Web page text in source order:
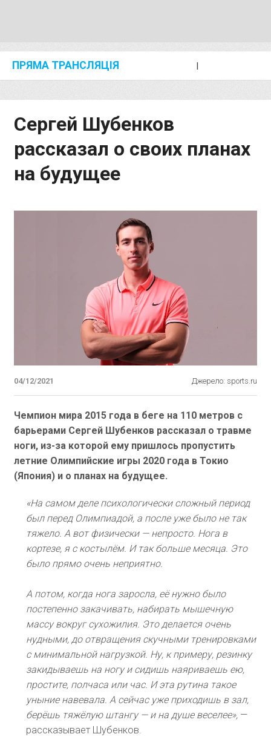
ПРЯМА ТРАНСЛЯЦІЯ I
Сергей Шубенков
рассказал о своих планах
на будущее
04/12/2021 Джерело: sports.ru
Чемпион мира 2015 года в беге на 110 метров с
барьерами Сергей Шубенков рассказал о травме
ноги, из-за которой ему пришлось пропустить
летние Олимпийские игры 2020 года в Токио
(Япония) и о планах на будущее.
«На самом деле психологически сложный период
был перед Олимпиадой, а после уже было не так
тяжело. А вот физически — непросто. Нога в
кортезе, я с костылём. И так больше месяца. Это
было прямо очень неприятно.
А потом, когда нога заросла, её нужно было
постепенно закачивать, набирать мышечную
массу вокруг сухожилия. Это делается очень
нудными, до отвращения скучными тренировками
с минимальной нагрузкой. Ну, к примеру, резинку
закидываешь на ногу и сидишь наяриваешь ею,
простите, полчаса или час. И эта рутина такое
уныние навевала. А сейчас уже приходишь в зал,
берёшь тяжёлую штангу — и на душе веселее»,—
рассказывает Шубенков.